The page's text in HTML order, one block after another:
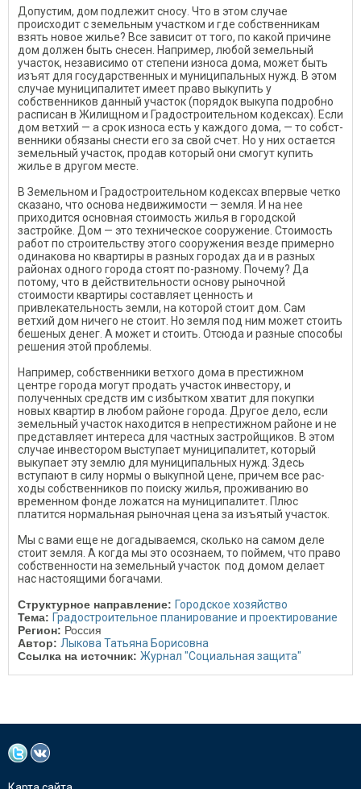
Допустим, дом подлежит сно­су. Что в этом случае
происходит с земельным участком и где соб­ственникам
взять новое жилье? Все зависит от того, по какой причине
дом должен быть сне­сен. Например, любой земель­ный
участок, независимо от сте­пени износа дома, может быть
изъят для государственных и му­ниципальных нужд. В этом
слу­чае муниципалитет имеет право выкупить у
собственников дан­ный участок (порядок выкупа подробно
расписан в Жилищном и Градостроительном кодексах). Если
дом ветхий — а срок износа есть у каждого дома, — то собст­
венники обязаны снести его за свой счет. Но у них остается
зе­мельный участок, продав кото­рый они смогут купить
жилье в другом месте.
В Земельном и Градострои­тельном кодексах впервые чет­ко
сказано, что основа недви­жимости — земля. И на нее
приходится основная стоимость жилья в городской
застройке. Дом — это техническое соору­жение. Стоимость
работ по строительству этого сооружения везде примерно
одинакова но квартиры в разных городах да и в разных
районах одного города стоят по-разному. Почему? Да
потому, что в действи­тельности основу рыночной
стоимости квартиры составляет ценность и
привлекательность земли, на которой стоит дом. Сам
ветхий дом ничего не стоит. Но земля под ним может стоить
бешеных денег. А может и стоить. Отсюда и разные спосо­бы
решения этой проблемы.
Например, собственники вет­хого дома в престижном
центре города могут продать участок ин­вестору, и
полученных средств им с избытком хватит для покуп­ки
новых квартир в любом райо­не города. Другое дело, если
зе­мельный участок находится в не­престижном районе и не
пред­ставляет интереса для частных застройщиков. В этом
случае ин­вестором выступает муниципа­литет, который
выкупает эту зем­лю для муниципальных нужд. Здесь
вступают в силу нормы о выкупной цене, причем все рас­
ходы собственников по поиску жилья, проживанию во
времен­ном фонде ложатся на муници­палитет. Плюс
платится нор­мальная рыночная цена за изъя­тый участок.
Мы с вами еще не догадываемся, сколько на самом деле
сто­ит земля. А когда мы это осозна­ем, то поймем, что право
собст­венности на земельный участок под домом делает
нас настоящими богачами.
Структурное направление: Городское хозяйство
Тема: Градостроительное планирование и проектирование
Регион: Россия
Автор: Лыкова Татьяна Борисовна
Ссылка на источник: Журнал "Социальная защита"